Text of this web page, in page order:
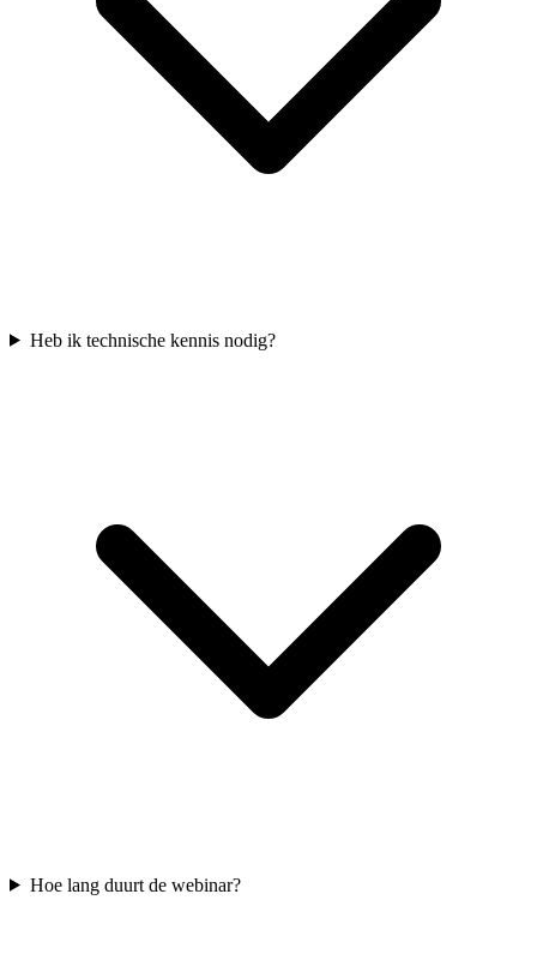
Heb ik technische kennis nodig?
Hoe lang duurt de webinar?